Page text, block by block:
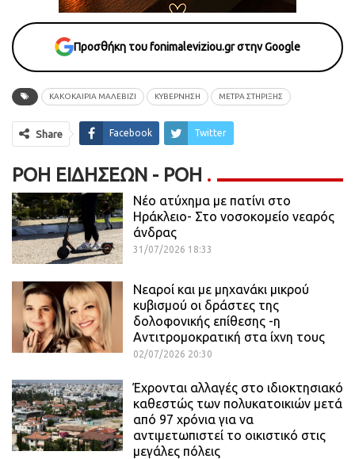
Προσθήκη του fonimaleviziou.gr στην Google
ΚΑΚΟΚΑΙΡΙΑ ΜΑΛΕΒΙΖΙ ΚΥΒΕΡΝΗΣΗ ΜΕΤΡΑ ΣΤΗΡΙΞΗΣ
Share Facebook Twitter
ΡΟΉ ΕΙΔΉΣΕΩΝ - ΡΟΗ
Νέο ατύχημα με πατίνι στο
Ηράκλειο- Στο νοσοκομείο νεαρός
άνδρας
31/07/2026 18:33
Νεαροί και με μηχανάκι μικρού
κυβισμού οι δράστες της
δολοφονικής επίθεσης -η
Αντιτρομοκρατική στα ίχνη τους
02/07/2026 20:30
Έχρονται αλλαγές στο ιδιοκτησιακό
καθεστώς των πολυκατοικιών μετά
από 97 χρόνια για να
αντιμετωπιστεί το οικιστικό στις
μεγάλες πόλεις